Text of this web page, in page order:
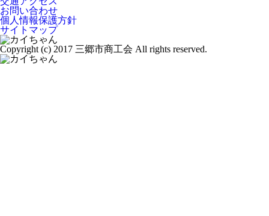
お問い合わせ
個人情報保護方針
サイトマップ
Copyright (c) 2017 三郷市商工会 All rights reserved.